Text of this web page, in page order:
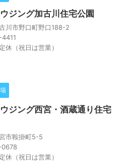
ジング加古川住宅公園
川市野口町野口188-2
休（祝日は営業）
ジング西宮・酒蔵通り住宅
市鞍掛町5-5
休（祝日は営業）